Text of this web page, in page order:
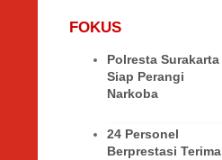
FOKUS
Polresta Surakarta
Siap Perangi
Narkoba
24 Personel
Berprestasi Terima